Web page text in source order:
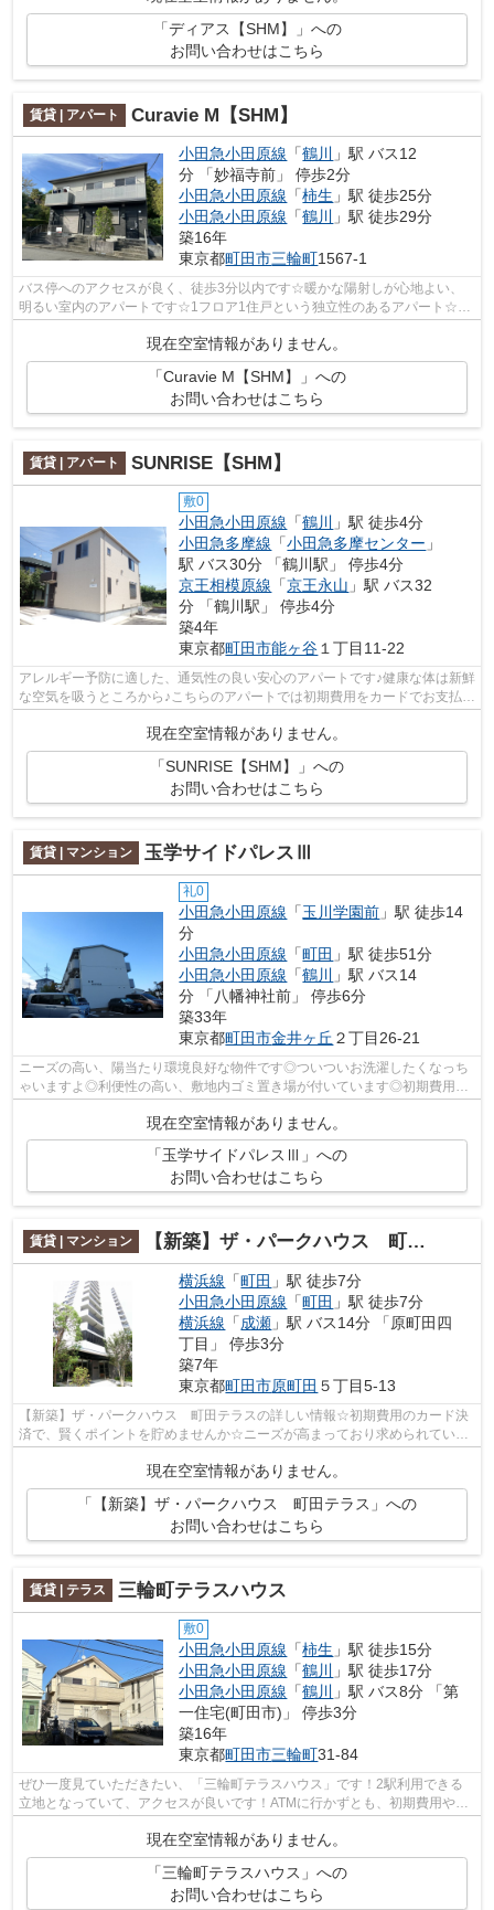
「ディアス【SHM】」への
お問い合わせはこちら
賃貸 | アパート Curavie M【SHM】
小田急小田原線 「鶴川
」駅 バス12
分 「妙福寺前」 停歩2分
小田急小田原線 「柿生 」駅 徒歩25分
小田急小田原線 「鶴川
」駅 徒歩29分
築16年
東京都町田市三輪町1567-1
バス停へのアクセスが良く、徒歩3分以内です☆暖かな陽射しが心地よい、
明るい室内のアパートです☆1フロア1住戸という独立性のあるアパート☆車
現在空室情報がありません。
「Curavie M【SHM】」への
お問い合わせはこちら
賃貸 | アパート SUNRISE【SHM】
敷0
小田急小田原線 「鶴川
」駅 徒歩4分
小田急多摩線 「小田急多摩センター 」
駅 バス30分 「鶴川駅」 停歩4分
京王相模原線 「京王永山 」駅 バス32
分 「鶴川駅」 停歩4分
築4年
東京都町田市能ヶ谷 １丁目11-22
アレルギー予防に適した、通気性の良い安心のアパートです♪健康な体は新鮮
な空気を吸うところから♪こちらのアパートでは初期費用をカードでお支払い
現在空室情報がありません。
「SUNRISE【SHM】」への
お問い合わせはこちら
賃貸 | マンション 玉学サイドパレスⅢ
礼0
小田急小田原線 「玉川学園前 」駅 徒歩14
分
小田急小田原線 「町田 」駅 徒歩51分
小田急小田原線 「鶴川
」駅 バス14
分 「八幡神社前」 停歩6分
築33年
東京都町田市金井ヶ丘 ２丁目26-21
ニーズの高い、陽当たり環境良好な物件です◎ついついお洗濯したくなっち
ゃいますよ◎利便性の高い、敷地内ゴミ置き場が付いています◎初期費用を
カードでお支払いいただけるので、カード...
現在空室情報がありません。
「玉学サイドパレスⅢ」への
お問い合わせはこちら
賃貸 | マンション 【新築】ザ・パークハウス 町田テラス
横浜線 「町田 」駅 徒歩7分
小田急小田原線 「町田 」駅 徒歩7分
横浜線 「成瀬 」駅 バス14分 「原町田四
丁目」 停歩3分
築7年
東京都町田市原町田 ５丁目5-13
【新築】ザ・パークハウス 町田テラスの詳しい情報☆初期費用のカード決
済で、賢くポイントを貯めませんか☆ニーズが高まっており求められている
現在空室情報がありません。
「【新築】ザ・パークハウス 町田テラス」への
お問い合わせはこちら
賃貸 | テラス 三輪町テラスハウス
敷0
小田急小田原線 「柿生 」駅 徒歩15分
小田急小田原線 「鶴川
」駅 徒歩17分
小田急小田原線 「鶴川
」駅 バス8分 「第
一住宅(町田市)」 停歩3分
築16年
東京都町田市三輪町31-84
ぜひ一度見ていただきたい、「三輪町テラスハウス」です！2駅利用できる
立地となっていて、アクセスが良いです！ATMに行かずとも、初期費用や家
賃をカードで決済できます！魅力も多い...
現在空室情報がありません。
「三輪町テラスハウス」への
お問い合わせはこちら